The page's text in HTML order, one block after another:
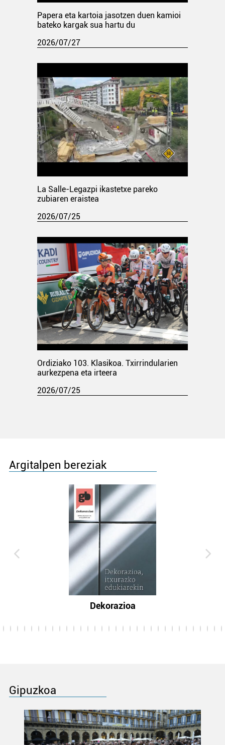
Papera eta kartoia jasotzen duen kamioi
bateko kargak sua hartu du
2026/07/27
La Salle-Legazpi ikastetxe pareko
zubiaren eraistea
2026/07/25
Ordiziako 103. Klasikoa. Txirrindularien
aurkezpena eta irteera
2026/07/25
Argitalpen bereziak
Dekorazioa
Gipuzkoa